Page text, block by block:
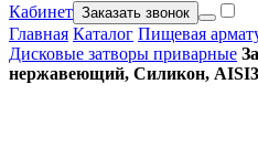
Кабинет Заказать звонок
Главная Каталог Пищевая
Дисковые затворы приварные
нержавеющий, Силикон,